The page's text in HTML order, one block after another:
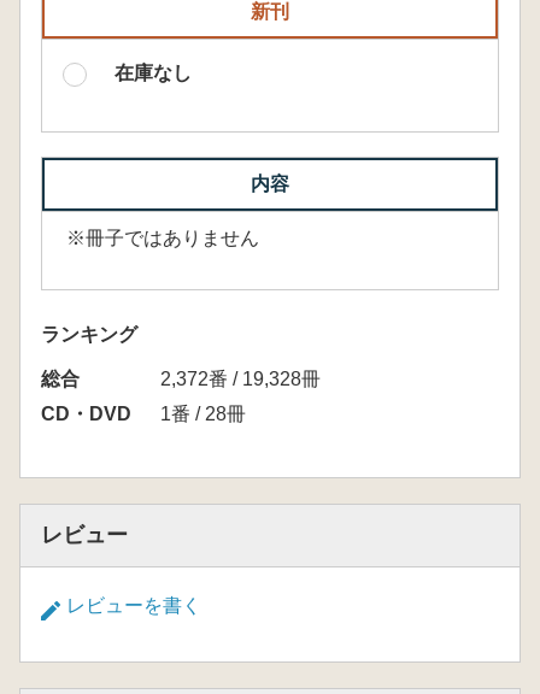
新刊
在庫なし
内容
※冊子ではありません
ランキング
総合
2,372番 / 19,328冊
CD・DVD
1番 / 28冊
レビュー
レビューを書く